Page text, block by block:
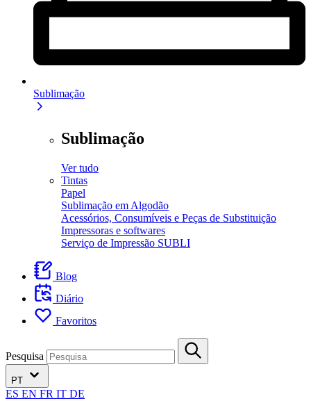
Sublimação
Sublimação
Ver tudo
Tintas
Papel
Sublimação em Algodão
Acessórios, Consumíveis e Peças de Substituição
Impressoras e softwares
Serviço de Impressão SUBLI
Blog
Diário
Favoritos
Pesquisa
PT
ES EN FR IT DE